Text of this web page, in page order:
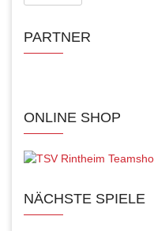
PARTNER
ONLINE SHOP
NÄCHSTE SPIELE